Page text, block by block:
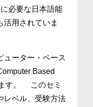
必要な日本語能
活用されていま
ューター・ベース
Based
す。 このセミ
レベル、受験方法